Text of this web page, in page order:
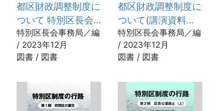
都区財政調整制度に
ついて 特別区長会
事務局講演会講演録
講演録編
特別区長会事務局／編
/ 2023年12月
図書 / 図書
都区財政調整制度に
ついて(講演資料編)
講演資料編
特別区長会事務局／編
/ 2023年12月
図書 / 図書